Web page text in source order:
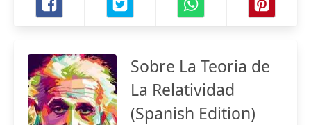
Sobre La Teoria de
La Relatividad
(Spanish Edition)